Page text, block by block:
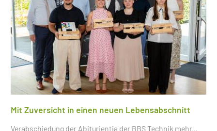
Mit Zuversicht in einen neuen Lebensabschnitt
Verabschiedung der Abiturientia der BBS Technik mehr...